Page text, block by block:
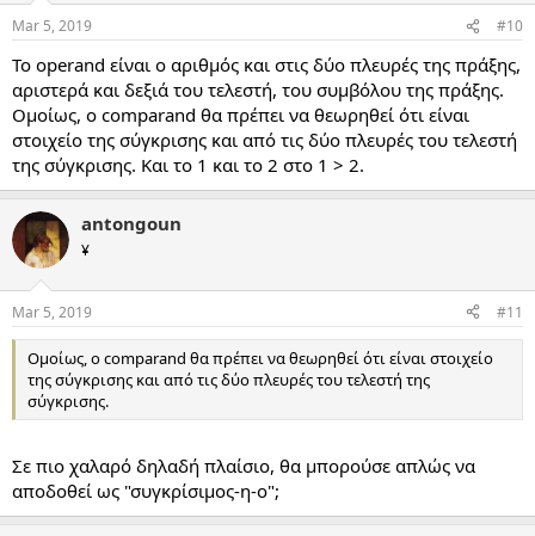
Mar 5, 2019 #10
Το operand είναι o αριθμός και στις δύο πλευρές της πράξης,
αριστερά και δεξιά του τελεστή, του συμβόλου της πράξης.
Ομοίως, ο comparand θα πρέπει να θεωρηθεί ότι είναι
στοιχείο της σύγκρισης και από τις δύο πλευρές του τελεστή
της σύγκρισης. Και το 1 και το 2 στο 1 > 2.
antongoun
¥
Mar 5, 2019 #11
Ομοίως, ο comparand θα πρέπει να θεωρηθεί ότι είναι στοιχείο
της σύγκρισης και από τις δύο πλευρές του τελεστή της
σύγκρισης.
Σε πιο χαλαρό δηλαδή πλαίσιο, θα μπορούσε απλώς να
αποδοθεί ως "συγκρίσιμος-η-ο";